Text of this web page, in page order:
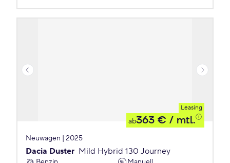
Leasing
ab363 € / mtl.
Neuwagen | 2025
Dacia Duster Mild Hybrid 130 Journey